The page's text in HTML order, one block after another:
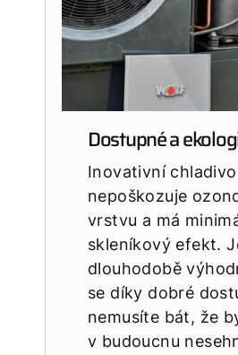
Dostupné a
Inovativní
nepoškozuje
vrstvu a má
skleníkový efekt.
dlouhodobě
se díky dobré
nemusíte bát, že
v budoucnu